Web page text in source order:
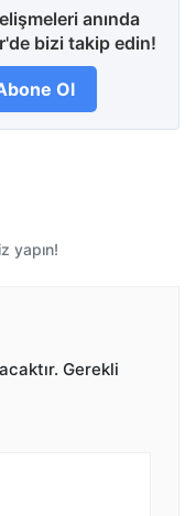
anında
bizi takip edin!
Ol
yapın!
Gerekli